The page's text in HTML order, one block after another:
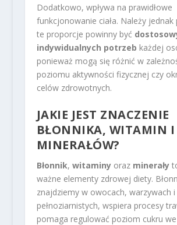
Dodatkowo, wpływa na prawidłowe
funkcjonowanie ciała. Należy jednak
te proporcje powinny być
indywidualnych potrzeb każdej
ponieważ mogą się różnić w
poziomu aktywności fizycznej czy
celów zdrowotnych.
JAKIE JEST ZNACZENIE
BŁONNIKA, WITAMIN I
MINERAŁÓW?
Błonnik, witaminyoraz minerały
ważne elementy zdrowej diety.
znajdziemy w owocach, warzywach
pełnoziarnistych, wspiera procesy
pomaga regulować poziom cukru